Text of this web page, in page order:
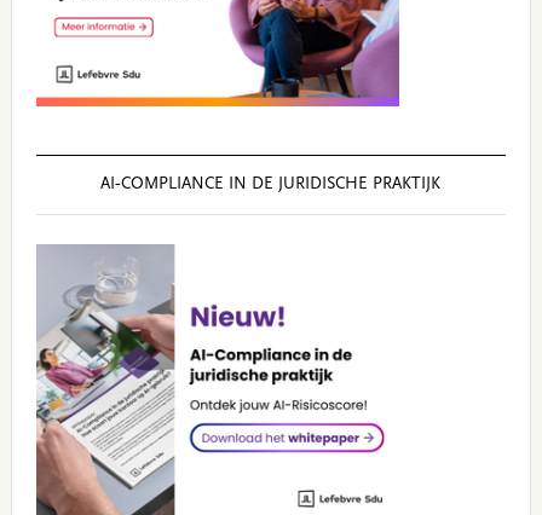
AI‑COMPLIANCE IN DE JURIDISCHE PRAKTIJK